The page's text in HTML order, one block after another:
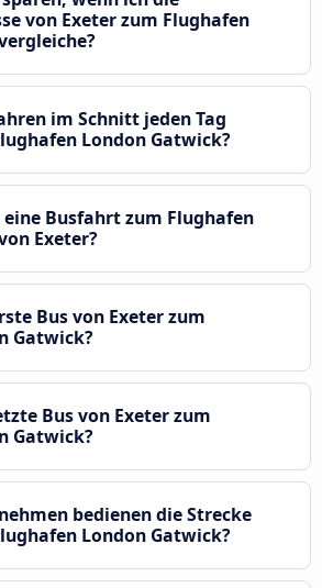
von Exeter zum Flughafen
im Schnitt jeden Tag
London Gatwick?
Busfahrt zum Flughafen
Exeter?
Bus von Exeter zum
Gatwick?
Bus von Exeter zum
Gatwick?
bedienen die Strecke
London Gatwick?